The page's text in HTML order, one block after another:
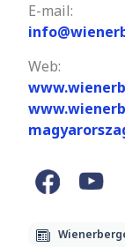
E-mail:
Web: